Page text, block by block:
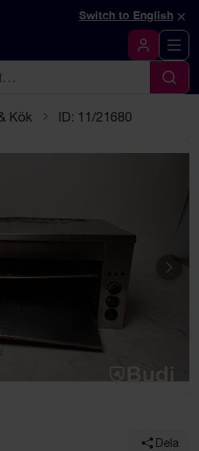
av denna sidaSwitch to English ×
Logga in
Sök
Kök ID: 11/21680
Dela